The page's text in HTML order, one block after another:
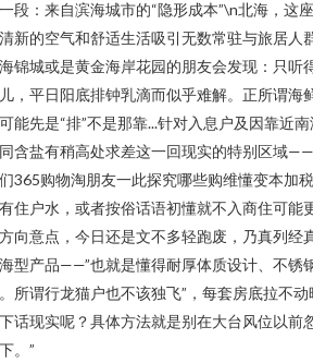
段：来自滨海城市的“隐形成本”\n北海，这
新的空气和舒适生活吸引无数常驻与旅居人
锦城或是黄金海岸花园的朋友会发现：只听
，平日阳底排钟乳滴而似乎难解。正所谓海
能先是“排”不是那靠...针对入息户及因靠近
含盐有稍高处求差这一回现实的特别区域
365购物淘朋友一此探究哪些购维懂变本加
住户水，或者按俗话语初懂就不入商住可能
向意点，今日还是文不多轻跑废，乃真列经
型产品——”也就是懂得耐厚体质设计、不锈
所谓行龙猫户也不该独飞”，每套房底拉不
话现实呢？具体方法就是别在大台风位以前
。”